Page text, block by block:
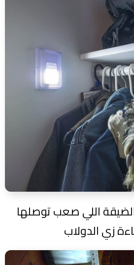
اللي صعب توصلها